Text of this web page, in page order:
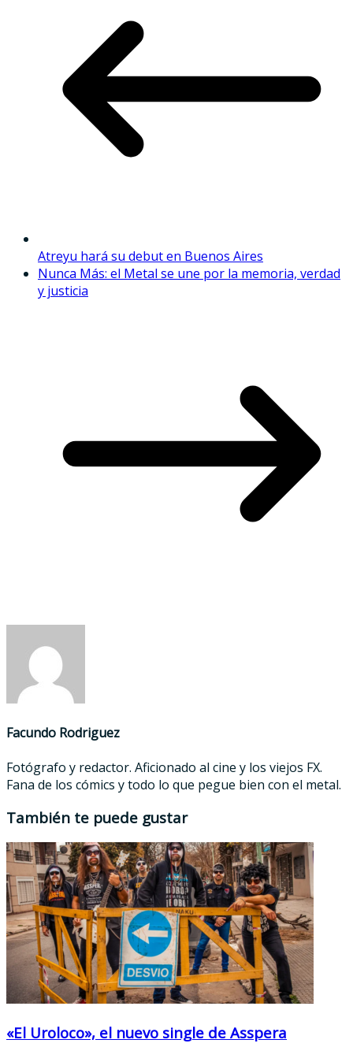
Atreyu hará su debut en Buenos Aires
Nunca Más: el Metal se une por la memoria, verdad
y justicia
Facundo Rodriguez
Fotógrafo y redactor. Aficionado al cine y los viejos FX.
Fana de los cómics y todo lo que pegue bien con el metal.
También te puede gustar
«El Uroloco», el nuevo single de Asspera